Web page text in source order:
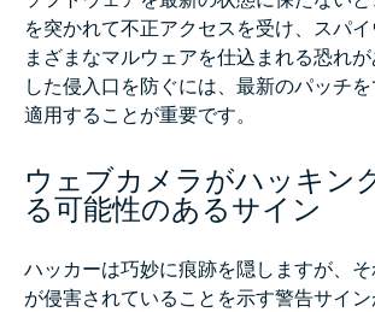
を突かれて不正アクセスを受け、スパ
まざまなマルウェアを仕込まれる恐れ
した侵入口を防ぐには、最新のパッチを
適用することが重要です。
ウェブカメラがハッキン
る可能性のあるサイン
ハッカーは巧妙に痕跡を隠しますが、
が侵害されていることを示す警告サイ